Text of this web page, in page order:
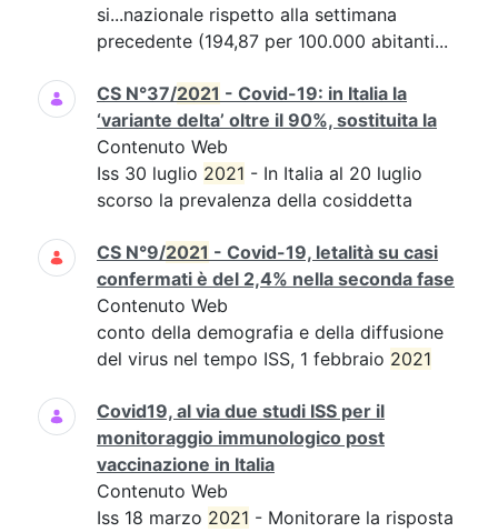
si...nazionale rispetto alla settimana
precedente (194,87 per 100.000 abitanti...
CS N°37/2021 - Covid-19: in Italia la
‘variante delta’ oltre il 90%, sostituita la
Contenuto Web
Iss 30 luglio 2021 - In Italia al 20 luglio
scorso la prevalenza della cosiddetta
CS N°9/2021 - Covid-19, letalità su casi
confermati è del 2,4% nella seconda fase
Contenuto Web
conto della demografia e della diffusione
del virus nel tempo ISS, 1 febbraio 2021
Covid19, al via due studi ISS per il
monitoraggio immunologico post
vaccinazione in Italia
Contenuto Web
Iss 18 marzo 2021 - Monitorare la risposta